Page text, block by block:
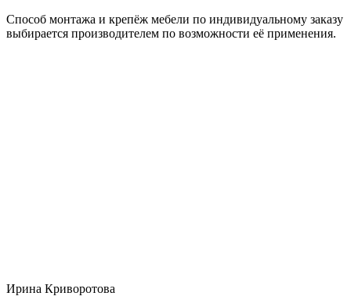
Способ монтажа и крепёж мебели по индивидуальному заказу
выбирается производителем по возможности её применения.
Ирина Криворотова